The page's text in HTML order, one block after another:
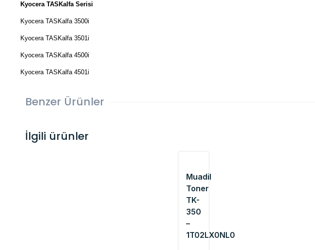
Kyocera TASKalfa Serisi
Kyocera TASKalfa 3500i
Kyocera TASKalfa 3501i
Kyocera TASKalfa 4500i
Kyocera TASKalfa 4501i
Benzer Ürünler
İlgili ürünler
Muadil
Toner
TK-
350
–
1T02LX0NL0